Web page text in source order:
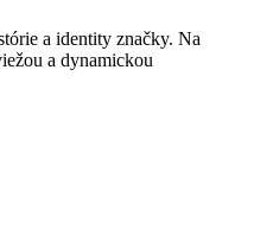
a identity značky. Na
a dynamickou